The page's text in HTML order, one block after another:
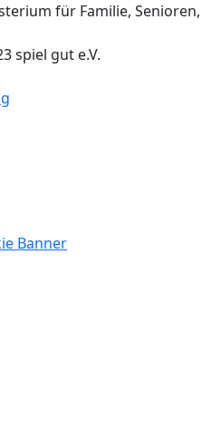
spiel gut e.V.
Banner